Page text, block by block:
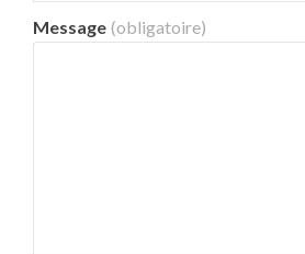
Message (obligatoire)